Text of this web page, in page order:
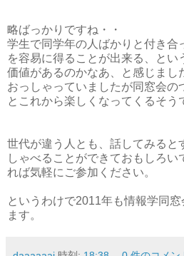
略ばっかりですね・・
学生で同学年の人ばかりと付き合
を容易に得ることが出来る、とい
価値があるのかなあ、と感じまし
おっしゃっていましたが同窓会の
とこれから楽しくなってくるそう
世代が違う人とも、話してみると
しゃべることができておもしろい
れば気軽にご参加ください。
というわけで2011年も情報学同
ます。